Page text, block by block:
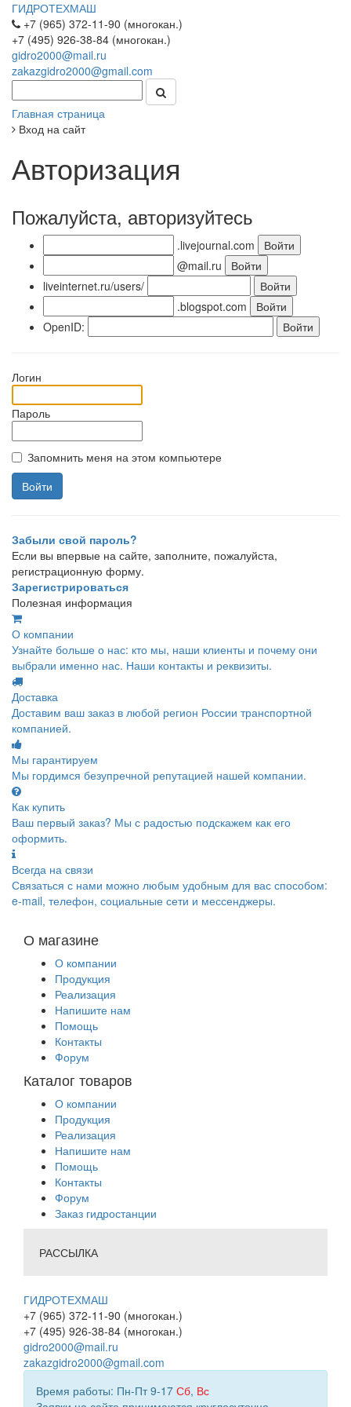
ГИДРОТЕХМАШ
+7 (965) 372-11-90 (многокан.)
+7 (495) 926-38-84 (многокан.)
gidro2000@mail.ru
zakazgidro2000@gmail.com
Главная страница
Вход на сайт
Авторизация
Пожалуйста, авторизуйтесь
.livejournal.com
@mail.ru
liveinternet.ru/users/
.blogspot.com
OpenID:
Логин
Пароль
Запомнить меня на этом компьютере
Забыли свой пароль?
Если вы впервые на сайте, заполните, пожалуйста,
регистрационную форму.
Зарегистрироваться
Полезная информация
О компании
Узнайте больше о нас: кто мы, наши клиенты и почему они
выбрали именно нас. Наши контакты и реквизиты.
Доставка
Доставим ваш заказ в любой регион России транспортной
компанией.
Мы гарантируем
Мы гордимся безупречной репутацией нашей компании.
Как купить
Ваш первый заказ? Мы с радостью подскажем как его
оформить.
Всегда на связи
Связаться с нами можно любым удобным для вас способом:
e-mail, телефон, социальные сети и мессенджеры.
О магазине
О компании
Продукция
Реализация
Напишите нам
Помощь
Контакты
Форум
Каталог товаров
О компании
Продукция
Реализация
Напишите нам
Помощь
Контакты
Форум
Заказ гидростанции
РАССЫЛКА
ГИДРОТЕХМАШ
+7 (965) 372-11-90 (многокан.)
+7 (495) 926-38-84 (многокан.)
gidro2000@mail.ru
zakazgidro2000@gmail.com
Время работы: Пн-Пт 9-17 Сб, Вс